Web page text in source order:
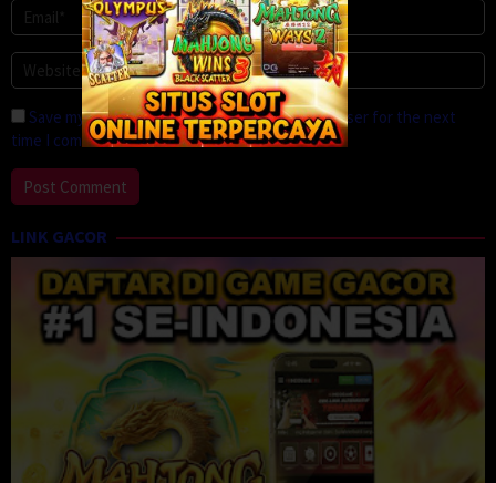
Save my name, email, and website in this browser for the next
time I comment.
LINK GACOR